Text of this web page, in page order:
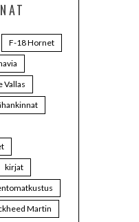
F-18 Hornet
Vallas
kirjat
Martin